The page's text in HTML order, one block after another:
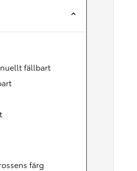
Easy Billån
The soul lives on
fällbart
färg